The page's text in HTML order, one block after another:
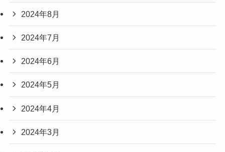
2024年8月
2024年7月
2024年6月
2024年5月
2024年4月
2024年3月